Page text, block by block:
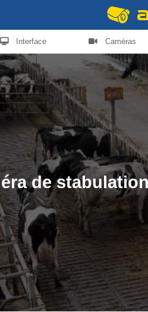
Interface Caméras
de